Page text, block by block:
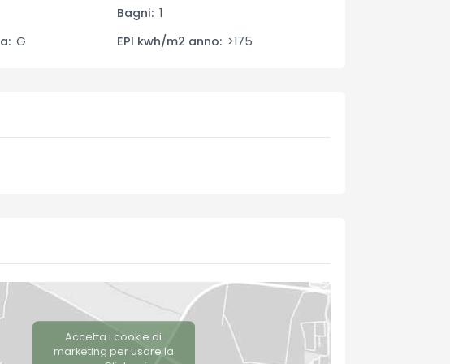
parcheggio e vicinanza ai principali servizi, negozi e
Bagni: 1
G EPI kwh/m2 anno: >175
Accetta i cookie di
marketing per usare la